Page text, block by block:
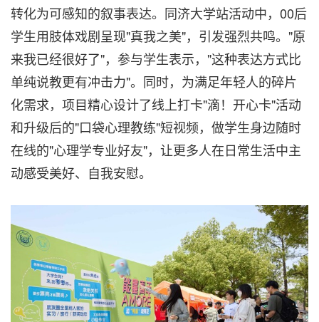
转化为可感知的叙事表达。同济大学站活动中，00后
学生用肢体戏剧呈现"真我之美"，引发强烈共鸣。"原
来我已经很好了"，参与学生表示，"这种表达方式比
单纯说教更有冲击力"。同时，为满足年轻人的碎片
化需求，项目精心设计了线上打卡"滴！开心卡"活动
和升级后的"口袋心理教练"短视频，做学生身边随时
在线的"心理学专业好友"，让更多人在日常生活中主
动感受美好、自我安慰。